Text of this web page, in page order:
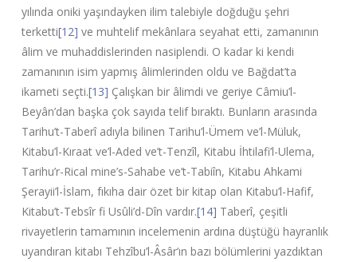
yılında oniki yaşındayken ilim talebiyle doğduğu şehri
terketti[12] ve muhtelif mekânlara seyahat etti, zamanının
âlim ve muhaddislerinden nasiplendi. O kadar ki kendi
zamanının isim yapmış âlimlerinden oldu ve Bağdat’ta
ikameti seçti.[13] Çalışkan bir âlimdi ve geriye Câmiu’l-
Beyân’dan başka çok sayıda telif bıraktı. Bunların arasında
Tarihu’t-Taberî adıyla bilinen Tarihu’l-Ümem ve’l-Müluk,
Kitabu’l-Kıraat ve’l-Aded ve’t-Tenzîl, Kitabu İhtilafi’l-Ulema,
Tarihu’r-Rical mine’s-Sahabe ve’t-Tabiîn, Kitabu Ahkami
Şerayii’l-İslam, fıkıha dair özet bir kitap olan Kitabu’l-Hafif,
Kitabu’t-Tebsîr fi Usûli’d-Dîn vardır.[14] Taberî, çeşitli
rivayetlerin tamamının incelemenin ardına düştüğü hayranlık
uyandıran kitabı Tehzîbu’l-Âsâr’ın bazı bölümlerini yazdıktan